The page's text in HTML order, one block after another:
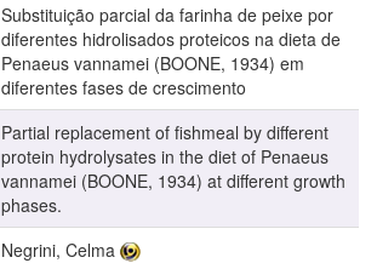
Substituição parcial da farinha de peixe por
diferentes hidrolisados proteicos na dieta de
Penaeus vannamei (BOONE, 1934) em
diferentes fases de crescimento
Partial replacement of fishmeal by different
protein hydrolysates in the diet of Penaeus
vannamei (BOONE, 1934) at different growth
phases.
Negrini, Celma